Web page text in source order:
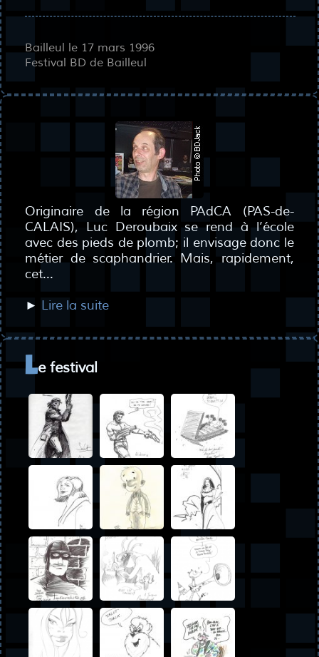
Bailleul le 17 mars 1996
Festival BD de Bailleul
Originaire de la région PAdCA (PAS-de-
CALAIS), Luc Deroubaix se rend à l’école
avec des pieds de plomb; il envisage donc le
métier de scaphandrier. Mais, rapidement,
cet...
► Lire la suite
Le festival